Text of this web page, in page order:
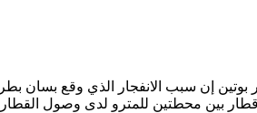
بين محطتين للمترو لدى وصول